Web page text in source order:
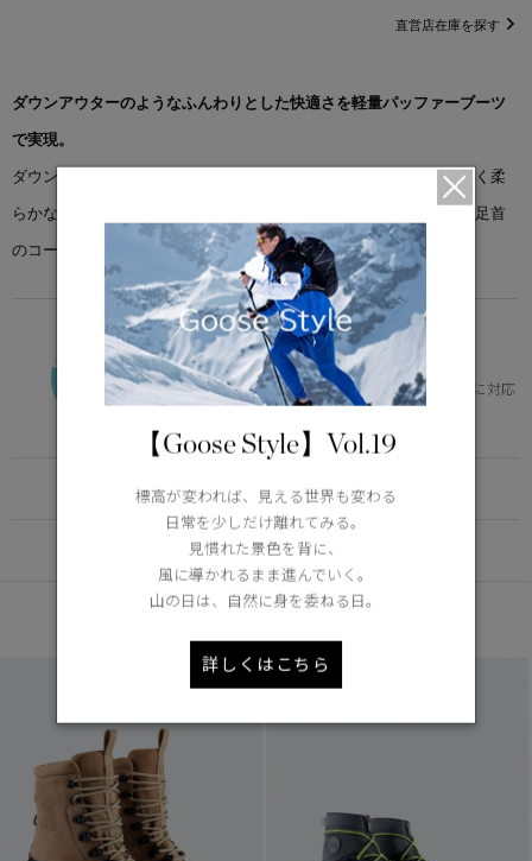
直営店在庫を探す
ダウンアウターのようなふんわりとした快適さを軽量パッファーブーツ
で実現。
ダウンパッファーやパーカの保温性とクッション性を再現し、暖かく柔
らかな履き心地を提供。つま先周りの補強で形状と構造を保持し、足首
のコードロックで熱を閉じ込めます。
VERSATILE
0°C / -15°C
体の芯を冷やさず、快適。幅広いニーズに対応
FUNCTION
DETAIL
あなたへのおすすめ
【Goose Style】Vol.19
標高が変われば、見える世界も変わる
日常を少しだけ離れてみる。
見慣れた景色を背に、
風に導かれるまま進んでいく。
山の日は、自然に身を委ねる日。
詳しくはこちら